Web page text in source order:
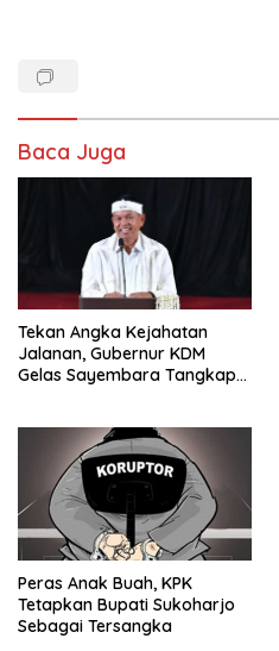
Baca Juga
Tekan Angka Kejahatan
Jalanan, Gubernur KDM
Gelas Sayembara Tangkap
Peras Anak Buah, KPK
Tetapkan Bupati Sukoharjo
Sebagai Tersangka